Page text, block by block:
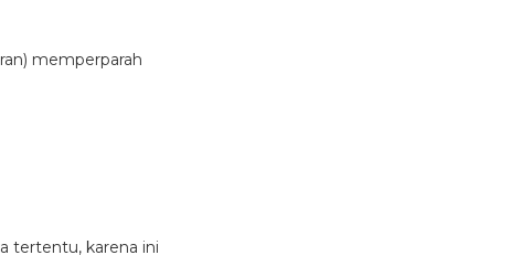
memperparah
tertentu, karena ini